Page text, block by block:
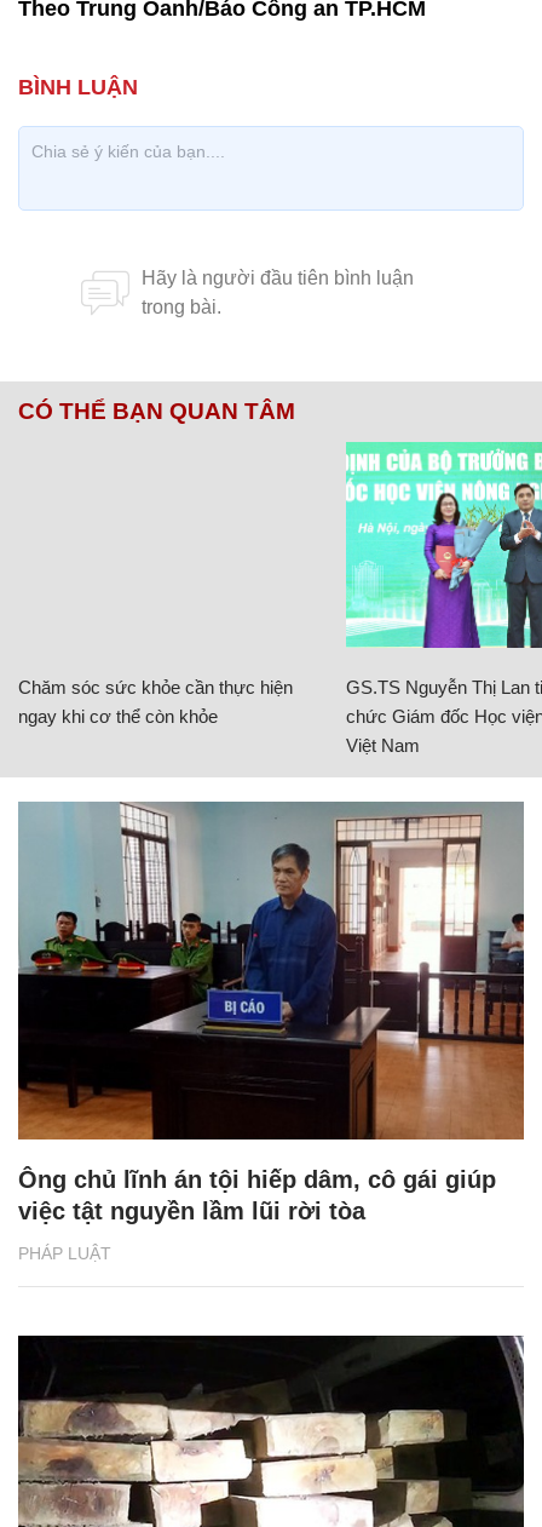
Theo Trung Oanh/Báo Công an TP.HCM
CÓ THỂ BẠN QUAN TÂM
Chăm sóc sức khỏe cần thực hiện
ngay khi cơ thể còn khỏe
GS.TS Nguyễn Thị Lan
chức Giám đốc Học
Việt Nam
PHÁP LUẬT
Ông chủ lĩnh án tội hiếp dâm, cô gái giúp
việc tật nguyền lầm lũi rời tòa